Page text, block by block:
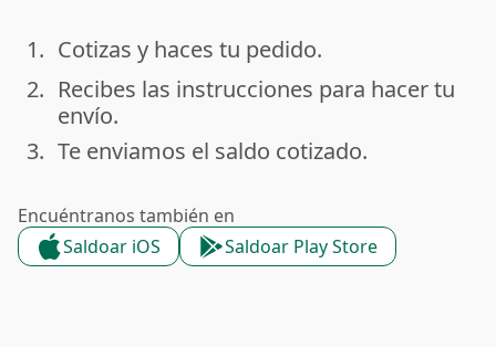
done
1. Cotizas y haces tu pedido.
done
2. Recibes las instrucciones para hacer tu
envío.
done
3. Te enviamos el saldo cotizado.
Encuéntranos también en
Saldoar iOS
Saldoar Play Store